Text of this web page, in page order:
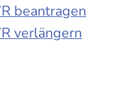
beantragen
verlängern